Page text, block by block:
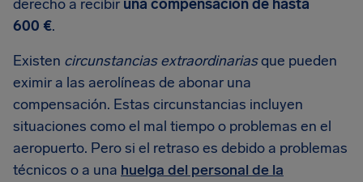
derecho a recibir una compensación de hasta
600 €.
Existen circunstancias extraordinariasque pueden
eximir a las aerolíneas de abonar una
compensación. Estas circunstancias incluyen
situaciones como el mal tiempo o problemas en el
aeropuerto. Pero si el retraso es debido a problemas
técnicos o a una huelga del personal de la